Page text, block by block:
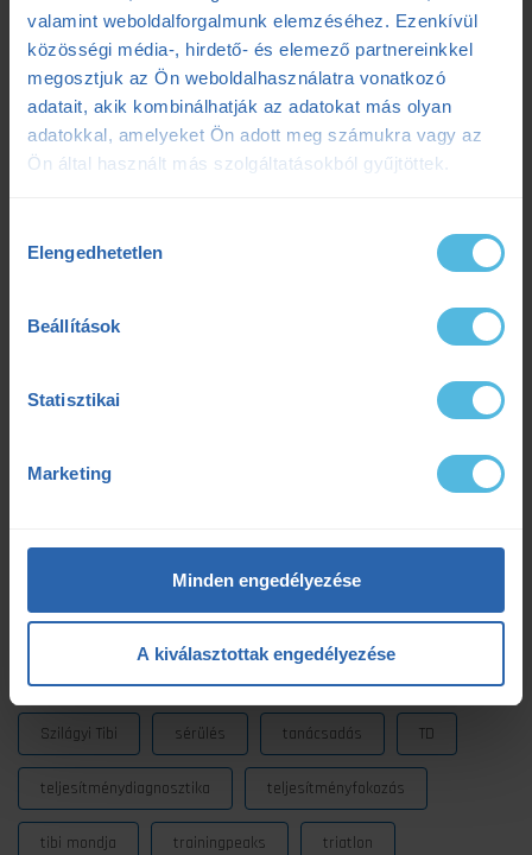
valamint weboldalforgalmunk elemzéséhez. Ezenkívül
közösségi média-, hirdető- és elemező partnereinkkel
megosztjuk az Ön weboldalhasználatra vonatkozó
adatait, akik kombinálhatják az adatokat más olyan
adatokkal, amelyeket Ön adott meg számukra vagy az
Ön által használt más szolgáltatásokból gyűjtöttek.
kiválasztása
Elengedhetetlen
Beállítások
Statisztikai
Marketing
Minden engedélyezése
A kiválasztottak engedélyezése
2025.07.07.
Ultrabalaton 2025: Csengő István sikeres egyéni teljesítése
Címkék
Dezső Dana edzés
fokozó futás
MLSS nutrium
Prémium edzéstervezés pulzus pályateszt
regeneráció résztáv sporttáplálkozás
Szilágyi Tibi sérülés tanácsadás TD
teljesítménydiagnosztika teljesítményfokozás
tibi mondja trainingpeaks triatlon